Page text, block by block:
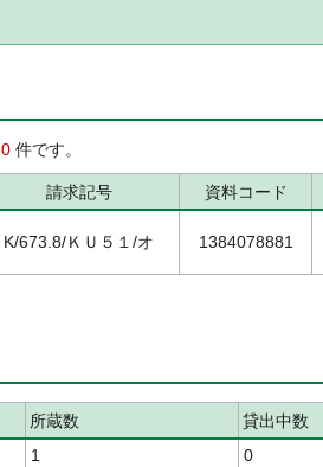
0 件です。
請求記号 資料コード
K/673.8/ＫＵ５１/オ 1384078881
所蔵数 貸出中数
1 0